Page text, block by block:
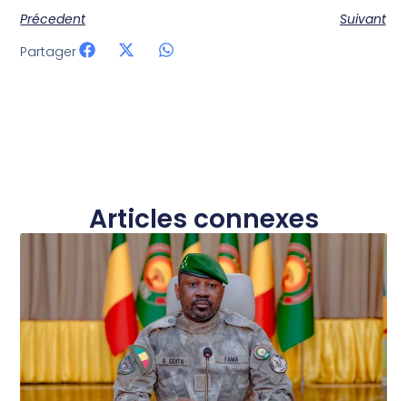
Précedent
Suivant
Partager
Articles connexes